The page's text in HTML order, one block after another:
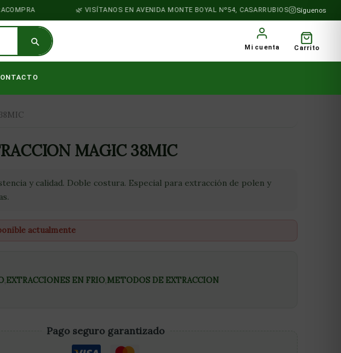
VISÍTANOS EN AVENIDA MONTE BOYAL Nº54, CASARRUBIOS DEL MONTE
Síguenos
Mi cuenta Carrito
MAGIC 38MIC
y calidad. Doble costura. Especial para extracción de polen y
actualmente
,EXTRACCIONES EN FRIO,METODOS DE EXTRACCION
Pago seguro garantizado